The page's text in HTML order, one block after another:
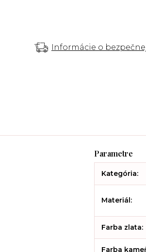
Informácie o
Kategória:
Materiál:
Farba zlata:
Farba